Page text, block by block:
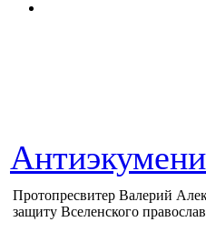
Протопресвитер Валерий
защиту Вселенского